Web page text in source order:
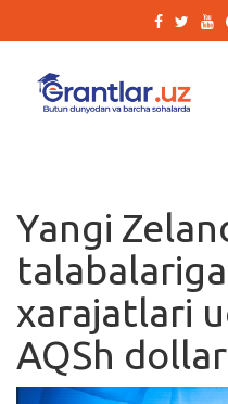
Ishlar
Kurslar
Blog
Yana
Yangi
xarajatlari
AQSh